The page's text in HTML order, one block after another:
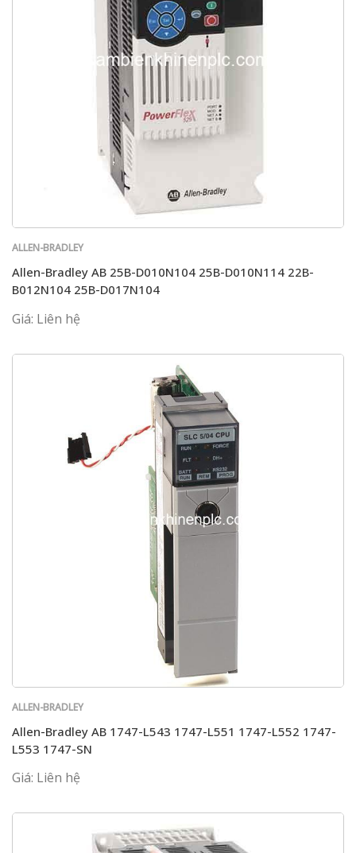
ALLEN-BRADLEY
Allen-Bradley AB 25B-D010N104 25B-D010N114 22B-
B012N104 25B-D017N104
Giá: Liên hệ
ALLEN-BRADLEY
Allen-Bradley AB 1747-L543 1747-L551 1747-L552 1747-
L553 1747-SN
Giá: Liên hệ